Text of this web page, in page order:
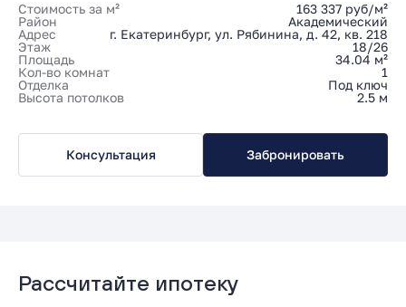
Стоимость за м²
163 337 руб/м²
Район
Академический
Адрес
г. Екатеринбург, ул. Рябинина, д. 42, кв. 218
Этаж
18/26
Площадь
34.04 м²
Кол-во комнат
1
Отделка
Под ключ
Высота потолков
2.5 м
Консультация Забронировать
Рассчитайте ипотеку